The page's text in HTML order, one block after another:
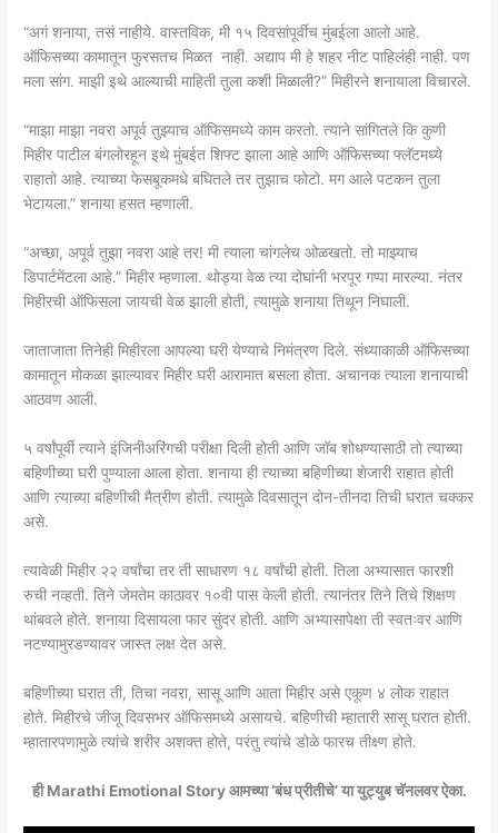
“अगं शनाया, तसं नाहीये. वास्तविक, मी १५ दिवसांपूर्वीच मुंबईला आलो आहे.
ऑफिसच्या कामातून फुरसतच मिळत नाही. अद्याप मी हे शहर नीट पाहिलंही नाही. पण
मला सांग. माझी इथे आल्याची माहिती तुला कशी मिळाली?” मिहीरने शनायाला विचारले.
“माझा माझा नवरा अपूर्व तुझ्याच ऑफिसमध्ये काम करतो. त्याने सांगितले कि कुणी
मिहीर पाटील बंगलोरहून इथे मुंबईत शिफ्ट झाला आहे आणि ऑफिसच्या फ्लॅटमध्ये
राहातो आहे. त्याच्या फेसबूकमधे बघितले तर तुझाच फोटो. मग आले पटकन तुला
भेटायला.” शनाया हसत म्हणाली.
“अच्छा, अपूर्व तुझा नवरा आहे तर! मी त्याला चांगलेच ओळखतो. तो माझ्याच
डिपार्टमेंटला आहे.” मिहीर म्हणाला. थोड्या वेळ त्या दोघांनी भरपूर गप्पा मारल्या. नंतर
मिहीरची ऑफिसला जायची वेळ झाली होती, त्यामुळे शनाया तिथून निघाली.
जाताजाता तिनेही मिहीरला आपल्या घरी येण्याचे निमंत्रण दिले. संध्याकाळी ऑफिसच्या
कामातून मोकळा झाल्यावर मिहीर घरी आरामात बसला होता. अचानक त्याला शनायाची
आठवण आली.
५ वर्षांपूर्वी त्याने इंजिनीअरिंगची परीक्षा दिली होती आणि जॉब शोधण्यासाठी तो त्याच्या
बहिणीच्या घरी पुण्याला आला होता. शनाया ही त्याच्या बहिणीच्या शेजारी राहात होती
आणि त्याच्या बहिणीची मैत्रीण होती. त्यामुळे दिवसातून दोन-तीनदा तिची घरात चक्कर
असे.
त्यावेळी मिहीर २२ वर्षांचा तर ती साधारण १८ वर्षांची होती. तिला अभ्यासात फारशी
रुची नव्हती. तिने जेमतेम काठावर १०वी पास केली होती. त्यानंतर तिने तिचे शिक्षण
थांबवले होते. शनाया दिसायला फार सुंदर होती. आणि अभ्यासापेक्षा ती स्वतःवर आणि
नटण्यामुरडण्यावर जास्त लक्ष देत असे.
बहिणीच्या घरात ती, तिचा नवरा, सासू आणि आता मिहीर असे एकूण ४ लोक राहात
होते. मिहीरचे जीजू दिवसभर ऑफिसमध्ये असायचे. बहिणीची म्हातारी सासू घरात होती.
म्हातारपणामुळे त्यांचे शरीर अशक्त होते, परंतु त्यांचे डोळे फारच तीक्ष्ण होते.
ही Marathi Emotional Story आमच्या ‘बंध प्रीतीचे’ या युट्युब चॅनलवर ऐका.